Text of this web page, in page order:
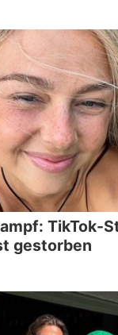
TikTok-
gestorben